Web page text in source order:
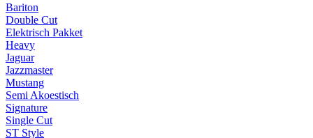
Bariton
Double Cut
Elektrisch Pakket
Heavy
Jaguar
Jazzmaster
Mustang
Semi Akoestisch
Signature
Single Cut
ST Style